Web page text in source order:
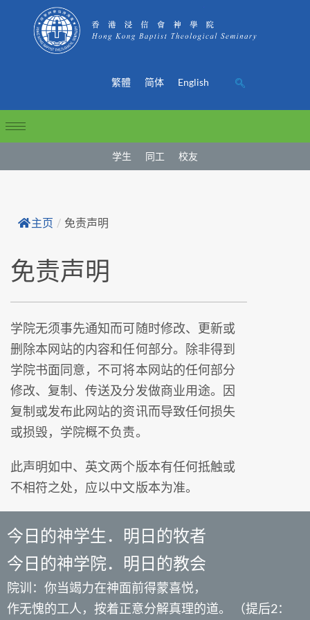
繁體 简体 English
学生 同工 校友
主页 / 免责声明
免责声明
学院无须事先通知而可随时修改、更新或
删除本网站的内容和任何部分。除非得到
学院书面同意，不可将本网站的任何部分
修改、复制、传送及分发做商业用途。因
复制或发布此网站的资讯而导致任何损失
或损毁，学院概不负责。
此声明如中、英文两个版本有任何抵触或
不相符之处，应以中文版本为准。
今日的神学生．明日的牧者
今日的神学院．明日的教会
院训：你当竭力在神面前得蒙喜悦，
作无愧的工人，按着正意分解真理的道。 （提后2：